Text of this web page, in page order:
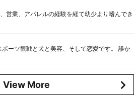
営業、アパレルの経験を経て幼少より嗜んでき
ーツ観戦と犬と美容、そして恋愛です。 誰か
View More